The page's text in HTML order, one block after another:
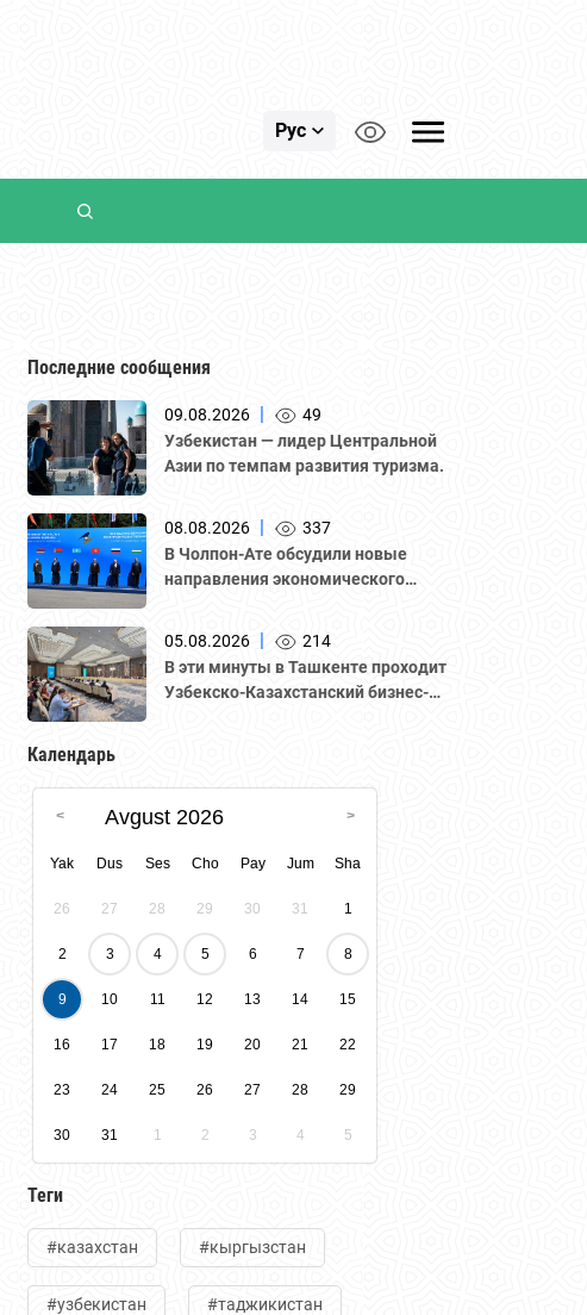
Рус
Последние сообщения
09.08.2026 |
49
Узбекистан — лидер Центральной
Азии по темпам развития туризма.
08.08.2026 |
337
В Чолпон-Ате обсудили новые
направления экономического
05.08.2026 |
214
В эти минуты в Ташкенте проходит
Узбекско-Казахстанский бизнес-
предпринимателей Казахстана
"Атамекен."
Календарь
Avgust 2026
Yak Dus Ses Cho Pay Jum Sha
26 27 28 29 30 31 1
2 3 4 5 6 7 8
9 10 11 12 13 14 15
16 17 18 19 20 21 22
23 24 25 26 27 28 29
30 31 1 2 3 4 5
Теги
#казахстан #кыргызстан
#узбекистан #таджикистан